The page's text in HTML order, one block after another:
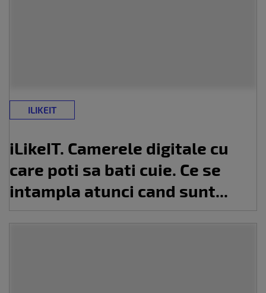
ILIKEIT
iLikeIT. Camerele digitale cu
care poti sa bati cuie. Ce se
intampla atunci cand sunt...